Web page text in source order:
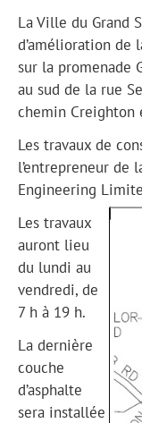
La Ville du Grand
d’amélioration de
sur la promenade
au sud de la rue
chemin Creighton
Les travaux de
l’entrepreneur de
Engineering
Les travaux
auront lieu
du lundi au
vendredi, de
7 h à 19 h.
La dernière
couche
d’asphalte
sera installée